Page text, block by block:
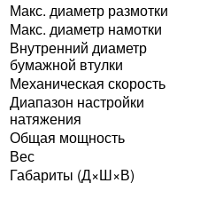
Макс. диаметр размотки
Макс. диаметр намотки
Внутренний диаметр
бумажной втулки
Механическая скорость
Диапазон настройки
натяжения
Общая мощность
Вес
Габариты (Д×Ш×В)